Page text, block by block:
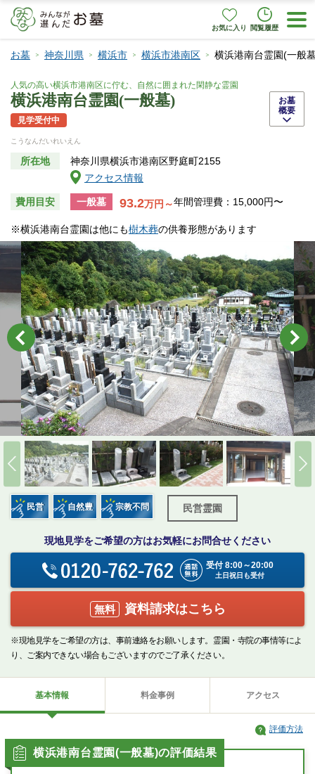
お気に入り 閲覧履歴
お墓 神奈川県 横浜市 横浜市港南区 横浜港南台霊園(一般
人気の高い横浜市港南区に佇む、自然に囲まれた閑静な霊園
横浜港南台霊園(一般墓)
見学受付中
こうなんだいれいえん
所在地
神奈川県横浜市港南区野庭町2155
アクセス情報
費用目安 一般墓 93.2万円～年間管理費：15,000円〜
※横浜港南台霊園は他にも樹木葬の供養形態があります
お墓
概要
民営 自然豊 宗教不問 民営霊園
現地見学をご希望の方はお気軽にお問合せください
受付 8:00～20:00
土日祝日も受付
無料 資料請求はこちら
※現地見学をご希望の方は、事前連絡をお願いします。霊園・寺院の事情等によ
り、ご案内できない場合もございますのでご了承ください。
基本情報 料金事例 アクセス
横浜港南台霊園(一般墓)の評価結果
評価方法